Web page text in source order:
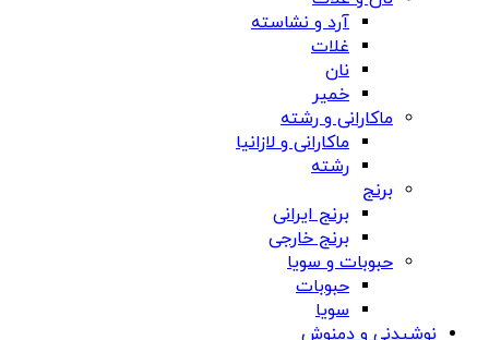
آرد و نشاسته
غلات
نان
خمیر
ماکارانی و رشته
ماکارانی و لازانیا
رشته
برنج
برنج ایرانی
برنج خارجی
حبوبات و سویا
حبوبات
سویا
نوشیدنی و دمنوش